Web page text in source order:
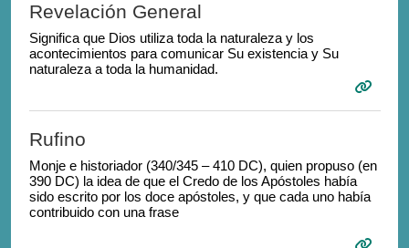
Revelación General
Significa que Dios utiliza toda la naturaleza y los
acontecimientos para comunicar Su existencia y Su
naturaleza a toda la humanidad.
Rufino
Monje e historiador (340/345 – 410 DC), quien propuso (en
390 DC) la idea de que el Credo de los Apóstoles había
sido escrito por los doce apóstoles, y que cada uno había
contribuido con una frase